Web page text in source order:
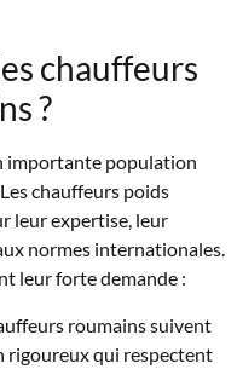
chauffeurs
?
importante population
chauffeurs poids
leur expertise, leur
normes internationales.
leur forte demande :
roumains suivent
rigoureux qui respectent